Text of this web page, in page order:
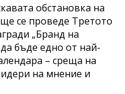
обстановка на
се проведе Третото
„Бранд на
бъде едно от най-
– среща на
на мнение и